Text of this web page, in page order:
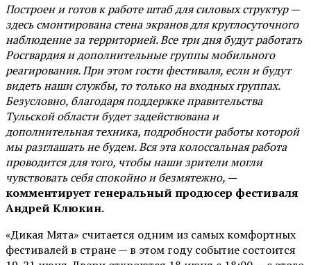
Построен и готов к работе штаб для силовых структур —
здесь смонтирована стена экранов для круглосуточного
наблюдение за территорией. Все три дня будут работать
Росгвардия и дополнительные группы мобильного
реагирования. При этом гости фестиваля, если и будут
видеть наши службы, то только на входных группах.
Безусловно, благодаря поддержке правительства
Тульской области будет задействована и
дополнительная техника, подробности работы которой
мы разглашать не будем. Вся эта колоссальная работа
проводится для того, чтобы наши зрители могли
чувствовать себя спокойно и безмятежно, —
комментирует генеральный продюсер фестиваля
Андрей Клюкин.
«Дикая Мята» считается одним из самых комфортных
фестивалей в стране — в этом году событие состоится